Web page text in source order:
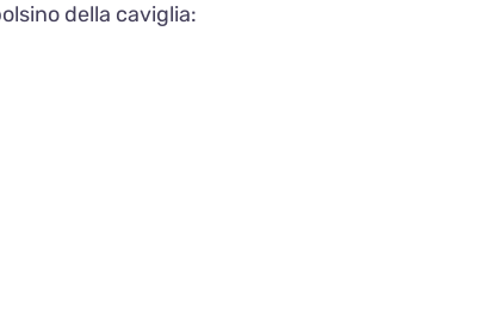
della caviglia: